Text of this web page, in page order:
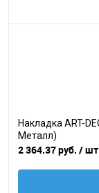
Накладка ART-
Металл)
2 364.37 руб. / шт